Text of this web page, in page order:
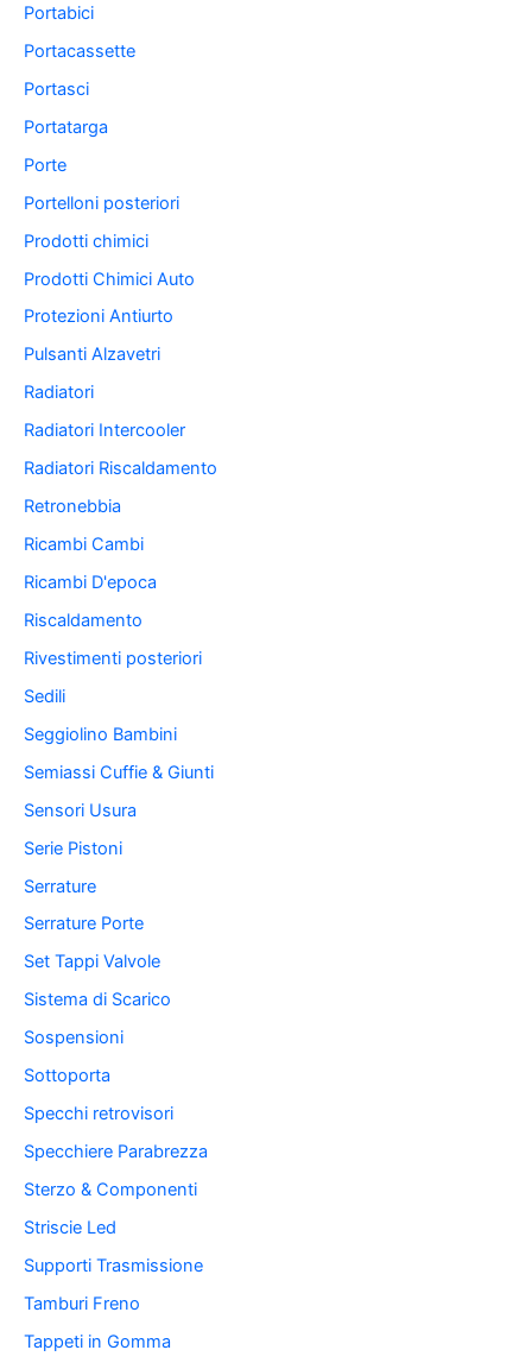
Portabici
Portacassette
Portasci
Portatarga
Porte
Portelloni posteriori
Prodotti chimici
Prodotti Chimici Auto
Protezioni Antiurto
Pulsanti Alzavetri
Radiatori
Radiatori Intercooler
Radiatori Riscaldamento
Retronebbia
Ricambi Cambi
Ricambi D'epoca
Riscaldamento
Rivestimenti posteriori
Sedili
Seggiolino Bambini
Semiassi Cuffie & Giunti
Sensori Usura
Serie Pistoni
Serrature
Serrature Porte
Set Tappi Valvole
Sistema di Scarico
Sospensioni
Sottoporta
Specchi retrovisori
Specchiere Parabrezza
Sterzo & Componenti
Striscie Led
Supporti Trasmissione
Tamburi Freno
Tappeti in Gomma